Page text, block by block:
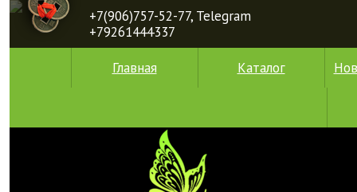
+7(906)757-52-77, Telegram
+79261444337
Главная Каталог